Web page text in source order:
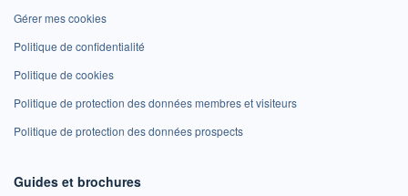
Gérer mes cookies
Politique de confidentialité
Politique de cookies
Politique de protection des données membres et visiteurs
Politique de protection des données prospects
Guides et brochures